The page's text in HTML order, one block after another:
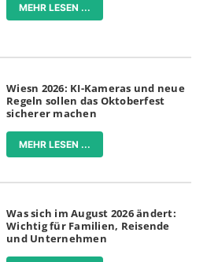
MEHR LESEN ...
Wiesn 2026: KI-Kameras und neue
Regeln sollen das Oktoberfest
sicherer machen
MEHR LESEN ...
Was sich im August 2026 ändert:
Wichtig für Familien, Reisende
und Unternehmen